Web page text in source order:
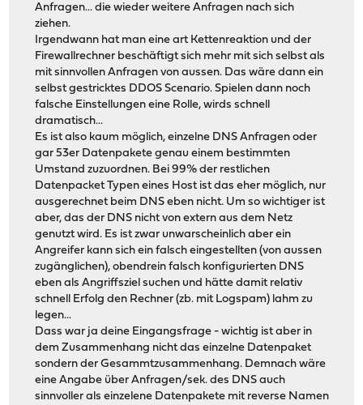
Anfragen... die wieder weitere Anfragen nach sich
ziehen.
Irgendwann hat man eine art Kettenreaktion und der
Firewallrechner beschäftigt sich mehr mit sich selbst als
mit sinnvollen Anfragen von aussen. Das wäre dann ein
selbst gestricktes DDOS Scenario. Spielen dann noch
falsche Einstellungen eine Rolle, wirds schnell
dramatisch...
Es ist also kaum möglich, einzelne DNS Anfragen oder
gar 53er Datenpakete genau einem bestimmten
Umstand zuzuordnen. Bei 99% der restlichen
Datenpacket Typen eines Host ist das eher möglich, nur
ausgerechnet beim DNS eben nicht. Um so wichtiger ist
aber, das der DNS nicht von extern aus dem Netz
genutzt wird. Es ist zwar unwarscheinlich aber ein
Angreifer kann sich ein falsch eingestellten (von aussen
zugänglichen), obendrein falsch konfigurierten DNS
eben als Angriffsziel suchen und hätte damit relativ
schnell Erfolg den Rechner (zb. mit Logspam) lahm zu
legen...
Dass war ja deine Eingangsfrage - wichtig ist aber in
dem Zusammenhang nicht das einzelne Datenpaket
sondern der Gesammtzusammenhang. Demnach wäre
eine Angabe über Anfragen/sek. des DNS auch
sinnvoller als einzelene Datenpakete mit reverse Namen